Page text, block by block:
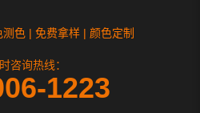
色 | 免费拿样 | 颜色定制
咨询热线：
1223